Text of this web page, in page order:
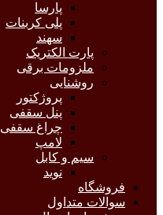
پارسا
پلی کربنات
سهند
پارت الکتریک
ملزومات برقی
روشنایی
پروژکتور
پنل سقفی
چراغ سقفی
لامپ
سیم و کابل
نوید
فروشگاه
سوالات متداول